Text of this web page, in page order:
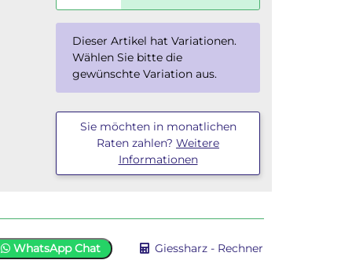
x
Dieser Artikel hat Variationen.
Wählen Sie bitte die
gewünschte Variation aus.
Sie möchten in monatlichen
Raten zahlen? Weitere
Informationen
WhatsApp Chat Giessharz - Rechner